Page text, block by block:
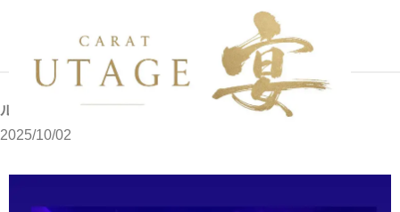
ホーム 写メブログ ルルです
ルルです
2025/10/02